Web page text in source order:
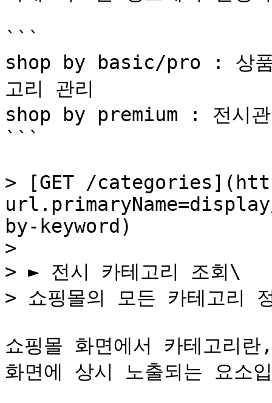
```
shop by basic/pro : 상품
고리 관리
shop by premium : 전시
```
> [GET /
by-keyword)
>
> ► 전시 카테고리 조회\
> 쇼핑몰의 모든 카테고리
쇼핑몰 화면에서 카테고리
화면에 상시 노출되는 요소